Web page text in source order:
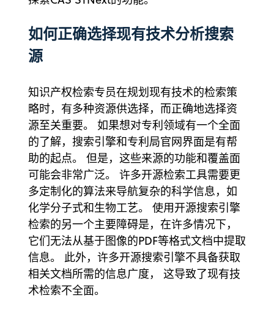
如何正确选择现有技术分析搜索
源
知识产权检索专员在规划现有技术的检索策
略时，有多种资源供选择，而正确地选择资
源至关重要。 如果想对专利领域有一个全面
的了解，搜索引擎和专利局官网界面是有帮
助的起点。 但是，这些来源的功能和覆盖面
可能会非常广泛。 许多开源检索工具需要更
多定制化的算法来导航复杂的科学信息，如
化学分子式和生物工艺。 使用开源搜索引擎
检索的另一个主要障碍是，在许多情况下，
它们无法从基于图像的PDF等格式文档中提取
信息。 此外，许多开源搜索引擎不具备获取
相关文档所需的信息广度， 这导致了现有技
术检索不全面。